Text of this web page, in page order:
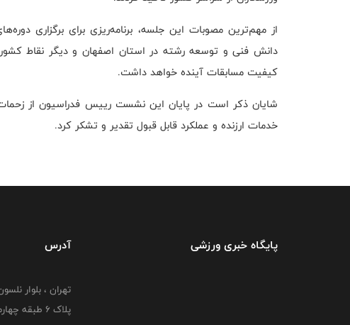
از مهم‌ترین مصوبات این جلسه، برنامه‌ریزی برای برگزاری
دانش فنی و توسعه رشته در استان اصفهان و دیگر نقاط
کیفیت مسابقات آینده خواهد داشت.
شایان ذکر است در پایان این نشست رییس فدراسیون از
خدمات ارزنده و عملکرد قابل قبول تقدیر و تشکر کرد.
پایگاه خبری ورزشی آدرس
تهران ، بلوار
پلاک ۶